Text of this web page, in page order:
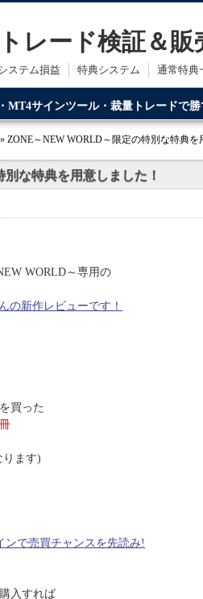
レード検証＆販
ステム損益 特典システム 通常特典
MT4サインツール・裁量トレードで
。
» ZONE～NEW WORLD～限定の特別な特典を
な特典を用意しました！
WORLD～専用の
の新作レビューです！
買った
ります)
ンで売買チャンスを先読み!
入すれば